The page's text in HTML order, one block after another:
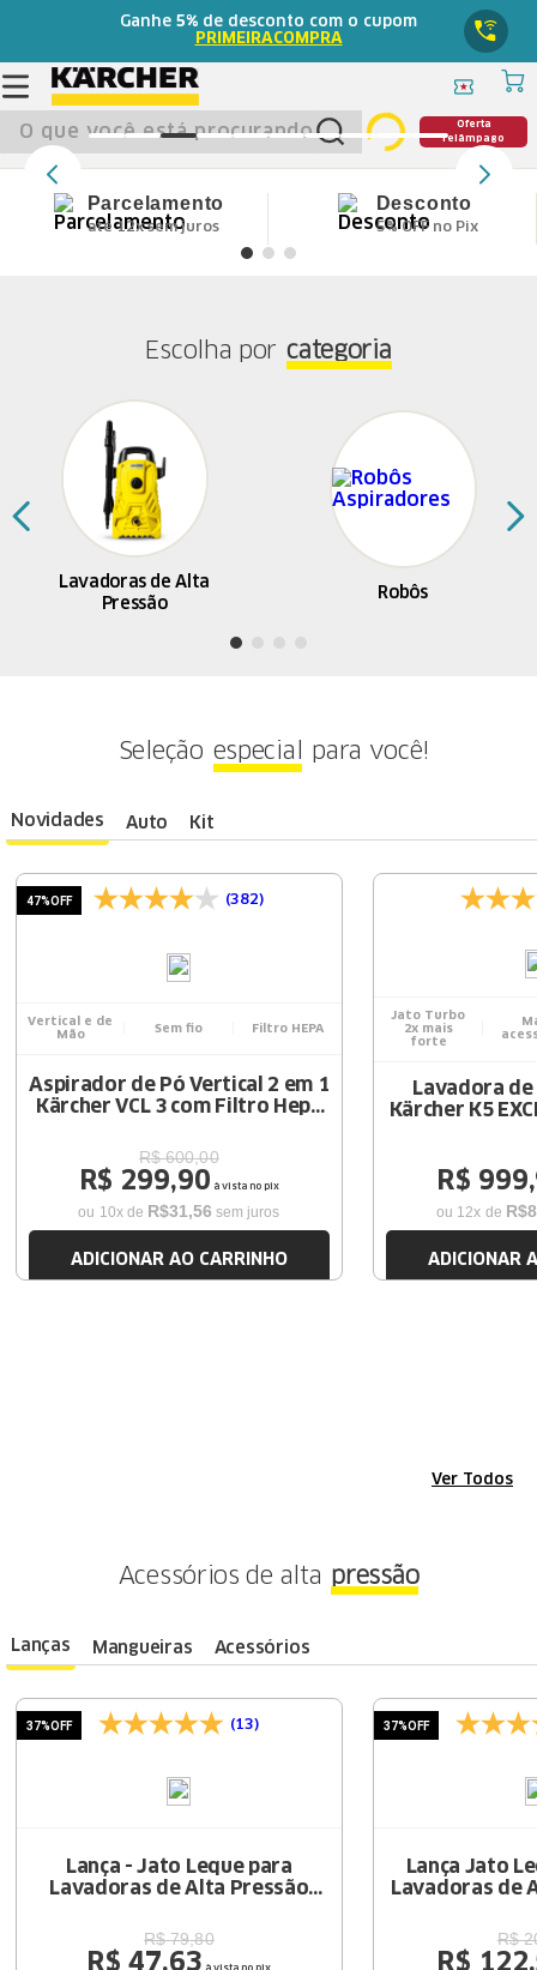
Ganhe 5% de desconto com o cupom
PRIMEIRACOMPRA
O que você está procurando?
Oferta
relâmpago
Parcelamento
até 12x sem juros
Desconto
5% OFF no Pix
Escolha por categoria
Lavadoras de Alta
Pressão
Robôs
Seleção especial para você!
Novidades Auto Kit
(382)
Vertical e de
Mão
Sem fio Filtro HEPA
Aspirador de Pó Vertical 2 em 1
Kärcher VCL 3 com Filtro Hepa
47%OFF
R$ 600,00
R$ 299,90 à vista no pix
ou 10x de R$31,56 sem juros
ADICIONAR AO CARRINHO
Jato Turbo
2x mais
forte
Lavadora
Kärcher K5
R$ 999,
ou 12x de R$
ADICIONAR
Ver Todos
Acessórios de alta pressão
Lanças Mangueiras Acessórios
(13)
Lança - Jato Leque para
Lavadoras de Alta Pressão
37%OFF
R$ 79,80
R$ 47,63
Lança Jato
Lavadoras de
37%OFF
R$
R$ 122,